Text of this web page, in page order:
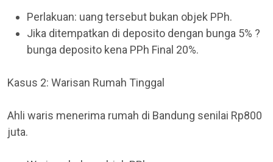
Perlakuan: uang tersebut bukan objek PPh.
Jika ditempatkan di deposito dengan bunga 5% ?
bunga deposito kena PPh Final 20%.
Kasus 2: Warisan Rumah Tinggal
Ahli waris menerima rumah di Bandung senilai Rp800
juta.